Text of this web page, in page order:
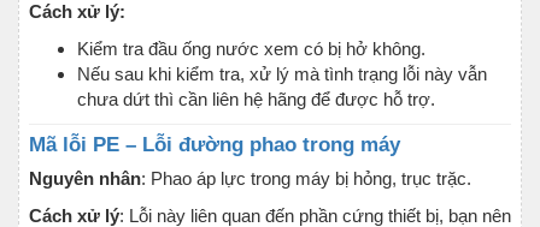
Cách xử lý:
Kiểm tra đầu ống nước xem có bị hở không.
Nếu sau khi kiểm tra, xử lý mà tình trạng lỗi này vẫn
chưa dứt thì cần liên hệ hãng để được hỗ trợ.
Mã lỗi PE – Lỗi đường phao trong máy
Nguyên nhân: Phao áp lực trong máy bị hỏng, trục trặc.
Cách xử lý: Lỗi này liên quan đến phần cứng thiết bị, bạn nên